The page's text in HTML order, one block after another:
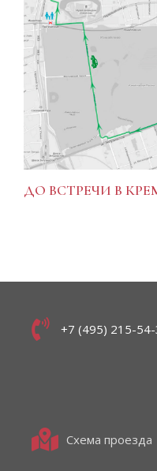
ДО ВСТРЕЧИ В
+7 (495) 215-
Схема проезда